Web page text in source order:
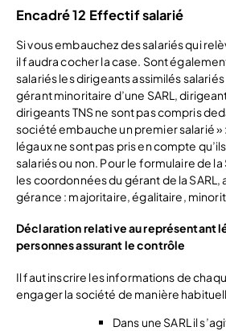
Encadré 12 Effectif salarié
Si vous embauchez des salariés qui
il faudra cocher la case. Sont
salariés les dirigeants assimilés
gérant minoritaire d’une SARL,
dirigeants TNS ne sont pas compris
société embauche un premier salarié
légaux ne sont pas pris en compte
salariés ou non. Pour le formulaire de la
les coordonnées du gérant de la SARL,
gérance : majoritaire, égalitaire,
Déclaration relative au représentant
personnes assurant le contrôle
Il faut inscrire les informations de
engager la société de manière
Dans une SARL il